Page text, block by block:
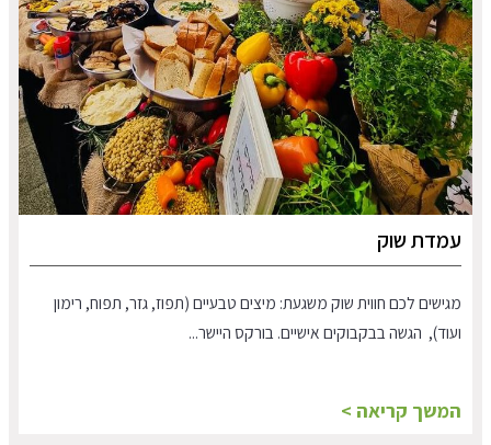
עמדת שוק
מגישים לכם חווית שוק משגעת: מיצים טבעיים (תפוז, גזר, תפוח, רימון
ועוד), הגשה בבקבוקים אישיים. בורקס היישר...
המשך קריאה >